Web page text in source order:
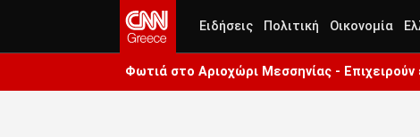
Ειδήσεις Πολιτική Οικονομία
Φωτιά στο Αριοχώρι Μεσσηνίας - Επιχειρούν